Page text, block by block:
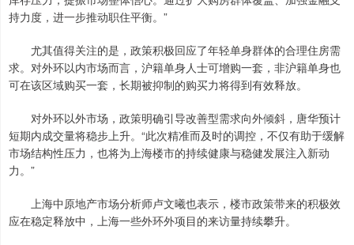
持力度，进一步推动职住平衡。”
尤其值得关注的是，政策积极回应了年轻单身群体的合理住房需
求。对外环以内市场而言，沪籍单身人士可增购一套，非沪籍单身也
可在该区域购买一套，长期被抑制的购买力将得到有效释放。
对外环以外市场，政策明确引导改善型需求向外倾斜，唐华预计
短期内成交量将稳步上升。“此次精准而及时的调控，不仅有助于缓解
市场结构性压力，也将为上海楼市的持续健康与稳健发展注入新动
力。”
上海中原地产市场分析师卢文曦也表示，楼市政策带来的积极效
应在稳定释放中，上海一些外环外项目的来访量持续攀升。